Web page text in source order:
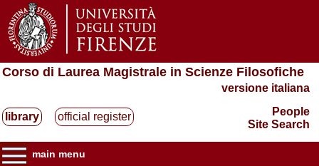
Corso di Laurea Magistrale in Scienze Filosofiche
versione italiana
library official register
People
Site Search
main menu